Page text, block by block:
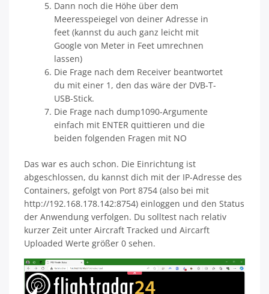
Dann noch die Höhe über dem
Meeresspeiegel von deiner Adresse in
feet (kannst du auch ganz leicht mit
Google von Meter in Feet umrechnen
lassen)
Die Frage nach dem Receiver beantwortet
du mit einer 1, den das wäre der DVB-T-
USB-Stick.
Die Frage nach dump1090-Argumente
einfach mit ENTER quittieren und die
beiden folgenden Fragen mit NO
Das war es auch schon. Die Einrichtung ist
abgeschlossen, du kannst dich mit der IP-Adresse des
Containers, gefolgt von Port 8754 (also bei mit
http://192.168.178.142:8754) einloggen und den Status
der Anwendung verfolgen. Du solltest nach relativ
kurzer Zeit unter Aircraft Tracked und Aircarft
Uploaded Werte größer 0 sehen.